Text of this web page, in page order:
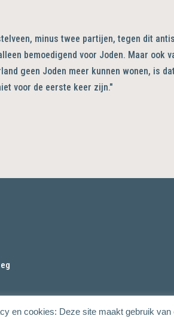
minus twee partijen, tegen dit
bemoedigend voor Joden. Maar ook
geen Joden meer kunnen wonen, is
voor de eerste keer zijn."
en cookies: Deze site maakt gebruik